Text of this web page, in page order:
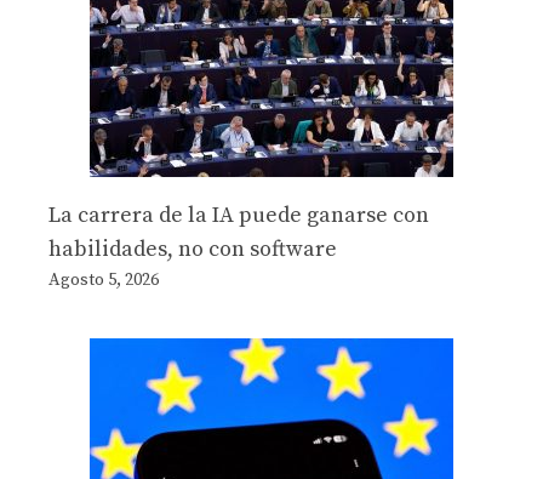
La carrera de la IA puede ganarse con
habilidades, no con software
Agosto 5, 2026